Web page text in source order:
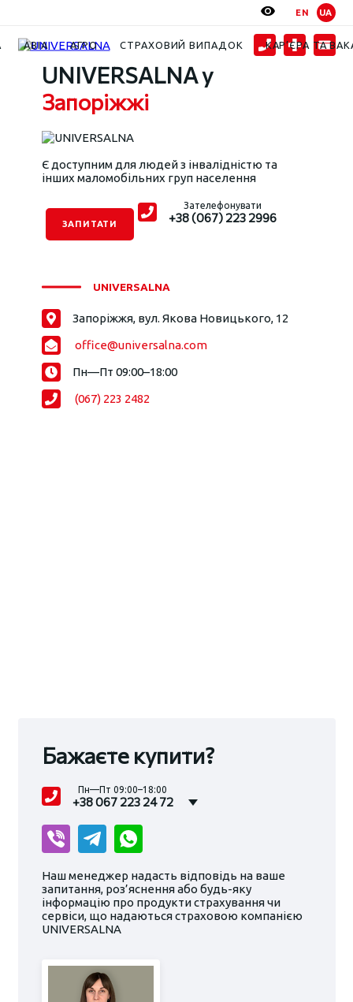
EN UA
АВІА АГРО СТРАХОВИЙ ВИПАДОК КАР’ЄРА ТА
UNIVERSALNA у
Запоріжжі
Є доступним для людей з інвалідністю та
інших маломобільних груп населення
ЗАПИТАТИ
Зателефонувати
+38 (067) 223 2996
UNIVERSALNA
Запоріжжя, вул. Якова Новицького, 12
office@universalna.com
Пн—Пт 09:00–18:00
(067) 223 2482
Бажаєте купити?
Пн—Пт 09:00–18:00
+38 067 223 24 72
Наш менеджер надасть відповідь на ваше
запитання, роз’яснення або будь-яку
інформацію про продукти страхування чи
сервіси, що надаються страховою компанією
UNIVERSALNA